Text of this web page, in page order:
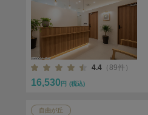
4.4 （89件）
16,530 円 (税込)
自由が丘